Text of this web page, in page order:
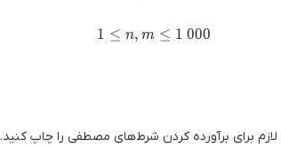
1 \le n , m \le 1 \ 000
1 ≤ n, m ≤ 1 000
برای برآورده کردن شرط‌های مصطفی را چاپ کنید.